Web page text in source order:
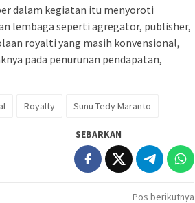
dalam kegiatan itu menyoroti
lembaga seperti agregator, publisher,
royalti yang masih konvensional,
pada penurunan pendapatan,
Royalty Sunu Tedy Maranto
SEBARKAN
Pos berikutnya